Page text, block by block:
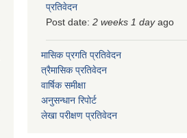
प्रतिवेदन
Post date: 2 weeks 1 dayago
मासिक प्रगति प्रतिवेदन
त्रैमासिक प्रतिवेदन
वार्षिक समीक्षा
अनुसन्धान रिपोर्ट
लेखा परीक्षण प्रतिवेदन